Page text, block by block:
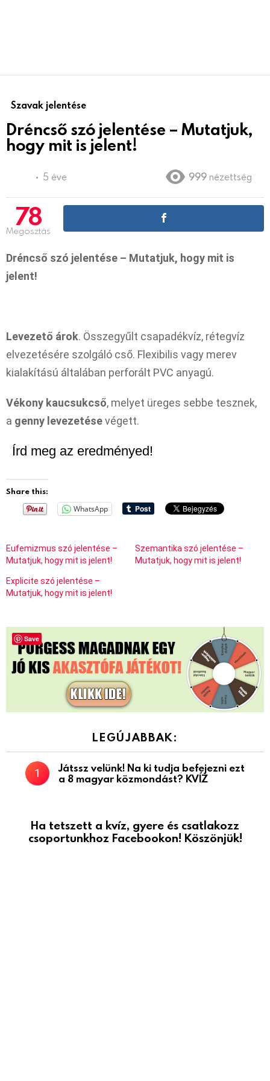
Szavak jelentése
Dréncső szó jelentése – Mutatjuk,
hogy mit is jelent!
5 éve 999 nézettség
78
Megosztás
Dréncső szó jelentése – Mutatjuk, hogy mit is
jelent!
Levezető árok. Összegyűlt csapadékvíz, rétegvíz
elvezetésére szolgáló cső. Flexibilis vagy merev
kialakítású általában perforált PVC anyagú.
Vékony kaucsukcső, melyet üreges sebbe tesznek,
a genny levezetésevégett.
Írd meg az eredményed!
Share this:
WhatsApp
Eufemizmus szó jelentése –
Mutatjuk, hogy mit is jelent!
Szemantika szó jelentése –
Mutatjuk, hogy mit is jelent!
Explicite szó jelentése –
Mutatjuk, hogy mit is jelent!
LEGÚJABBAK:
Játssz velünk! Na ki tudja befejezni ezt
a 8 magyar közmondást? KVÍZ
Ha tetszett a kvíz, gyere és csatlakozz
csoportunkhoz Facebookon! Köszönjük!
Save